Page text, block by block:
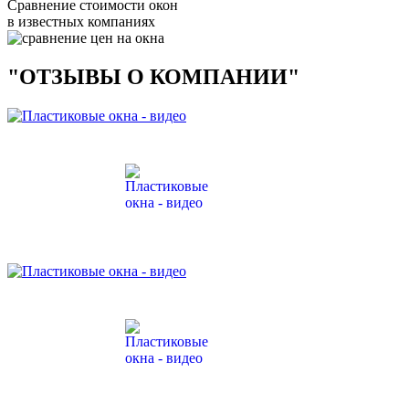
Сравнение стоимости окон
в известных компаниях
"ОТЗЫВЫ О КОМПАНИИ"